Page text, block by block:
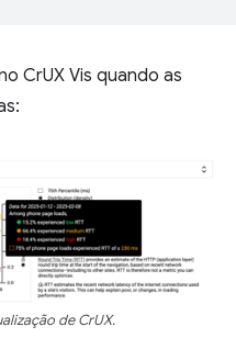
CrUX Vis quando as
de CrUX.